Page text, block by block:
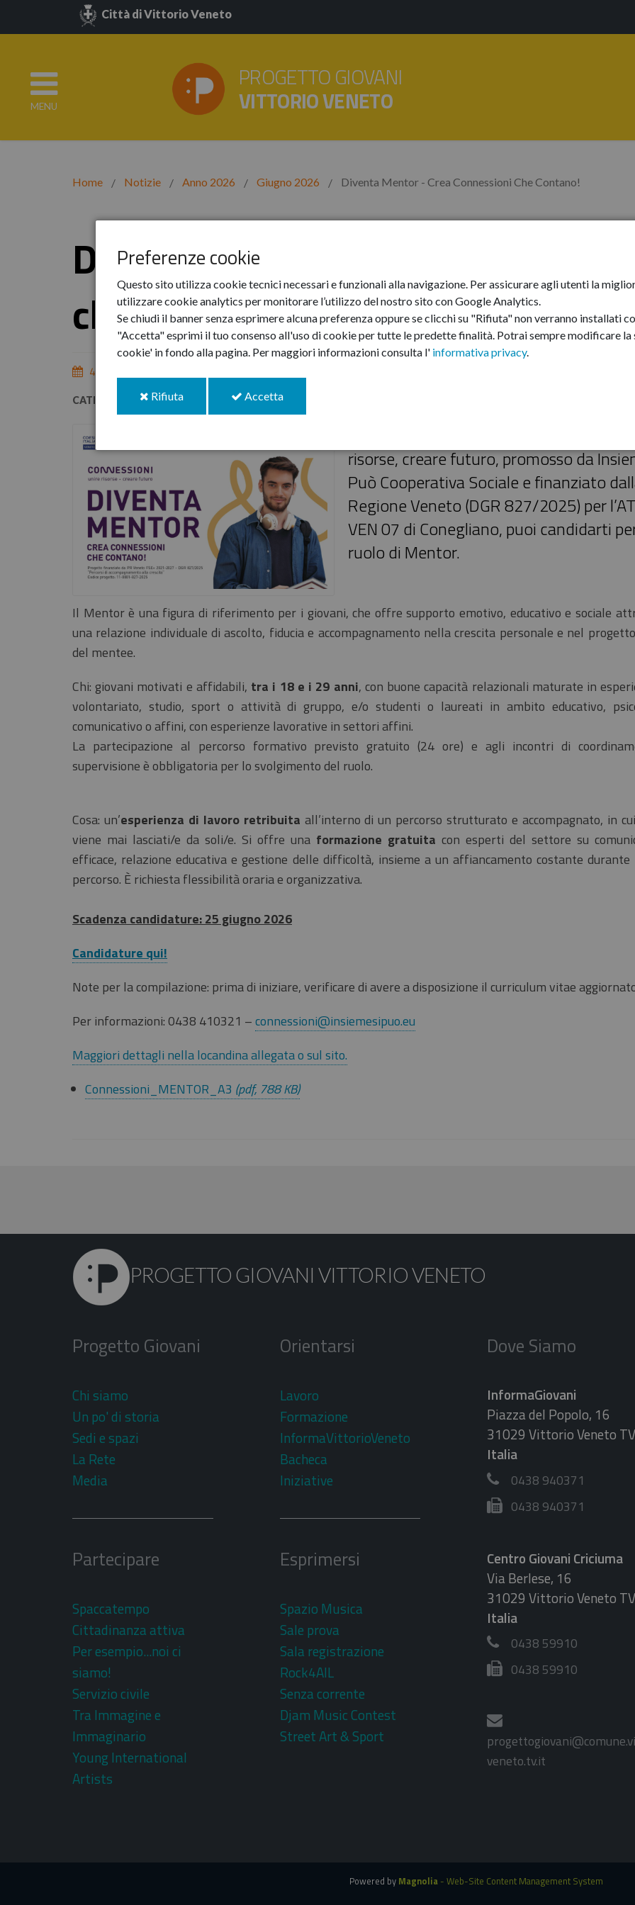
Preferenze cookie
Questo sito utilizza cookie tecnici necessari e funzionali alla navigazione. Per assicurare agli utenti la
utilizzare cookie analytics per monitorare l’utilizzo del nostro sito con Google Analytics.
Se chiudi il banner senza esprimere alcuna preferenza oppure se clicchi su "Rifiuta" non verranno installati
"Accetta" esprimi il tuo consenso all'uso di cookie per tutte le predette finalità. Potrai sempre modificare
cookie' in fondo alla pagina. Per maggiori informazioni consulta l' informativa privacy.
Rifiutai
Accettai
Città di Vittorio Veneto
MENU
PROGETTO GIOVANI
VITTORIO VENETO
Home Notizie Anno 2026 Giugno 2026 Diventa Mentor - Crea Connessioni Che Contano!
Diventa Mentor - Crea
che contano!
4-giu-2026
CATEGORIE: Partecipare
risorse, creare futuro, promosso da
Può Cooperativa Sociale e finanziato
Regione Veneto (DGR 827/2025) per
VEN 07 di Conegliano, puoi candidarti
ruolo di Mentor.
Il Mentor è una figura di riferimento per i giovani, che offre supporto emotivo, educativo e sociale
una relazione individuale di ascolto, fiducia e accompagnamento nella crescita personale e nel
del mentee.
Chi: giovani motivati e affidabili, tra i 18 e i 29 anni, con buone capacità relazionali maturate in
volontariato, studio, sport o attività di gruppo, e/o studenti o laureati in ambito educativo,
comunicativo o affini, con esperienze lavorative in settori affini.
La partecipazione al percorso formativo previsto gratuito (24 ore) e agli incontri di
supervisione è obbligatoria per lo svolgimento del ruolo.
Cosa: un’esperienza di lavoro retribuita all’interno di un percorso strutturato e accompagnato, in
viene mai lasciati/e da soli/e. Si offre una formazione gratuita con esperti del settore su
efficace, relazione educativa e gestione delle difficoltà, insieme a un affiancamento costante
percorso. È richiesta flessibilità oraria e organizzativa.
Scadenza candidature: 25 giugno 2026
Candidature qui!
Note per la compilazione: prima di iniziare, verificare di avere a disposizione il curriculum vitae
Per informazioni: 0438 410321 –connessioni@insiemesipuo.eu
Maggiori dettagli nella locandina allegata o sul sito.
Connessioni_MENTOR_A3 (pdf, 788 KB)
PROGETTO GIOVANI VITTORIO VENETO
Progetto Giovani
Chi siamo
Un po' di storia
Sedi e spazi
La Rete
Media
Partecipare
Spaccatempo
Cittadinanza attiva
Per esempio...noi ci
siamo!
Servizio civile
Tra Immagine e
Immaginario
Young International
Artists
Orientarsi
Lavoro
Formazione
InformaVittorioVeneto
Bacheca
Iniziative
Esprimersi
Spazio Musica
Sale prova
Sala registrazione
Rock4AIL
Senza corrente
Djam Music Contest
Street Art & Sport
Dove Siamo
InformaGiovani
Piazza del Popolo, 16
31029 Vittorio Veneto TV
Italia
0438 940371
0438 940371
Centro Giovani Criciuma
Via Berlese, 16
31029 Vittorio Veneto TV
Italia
0438 59910
0438 59910
veneto.tv.it
Powered by Magnolia - Web-Site Content Management System